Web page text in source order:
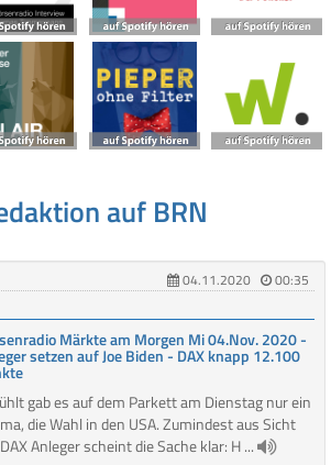
auf BRN
04.11.2020
00:35
Märkte am Morgen Mi 04.Nov. 2020 -
setzen auf Joe Biden - DAX knapp 12.100
gab es auf dem Parkett am Dienstag nur ein
die Wahl in den USA. Zumindest aus Sicht
Anleger scheint die Sache klar: H ...